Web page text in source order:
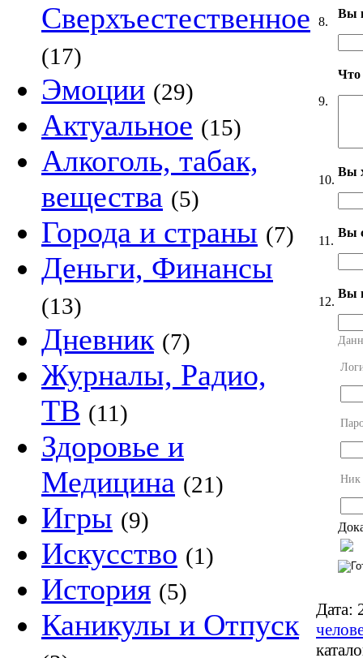
Сверхъестественное
(17)
Эмоции (29)
Актуальное (15)
Алкоголь, табак,
вещества (5)
Города и страны (7)
Деньги, Финансы
(13)
Дневник (7)
Журналы, Радио,
ТВ (11)
Здоровье и
Медицина (21)
Игры (9)
Искусство (1)
История (5)
Каникулы и Отпуск
8.
Вы
9.
Что
10.
Вы
11.
Вы
12.
Вы
Ник
Дата: